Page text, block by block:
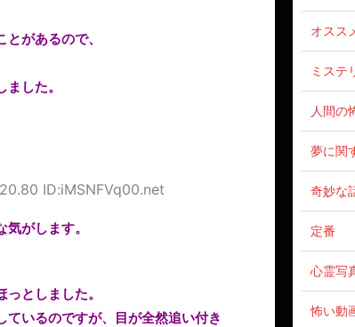
があるので、
した。
ID:iMSNFVq00.net
がします。
としました。
いるのですが、目が全然追い付き
オスス
ミステ
人間の
夢に関
奇妙な
定番
心霊写
怖い動